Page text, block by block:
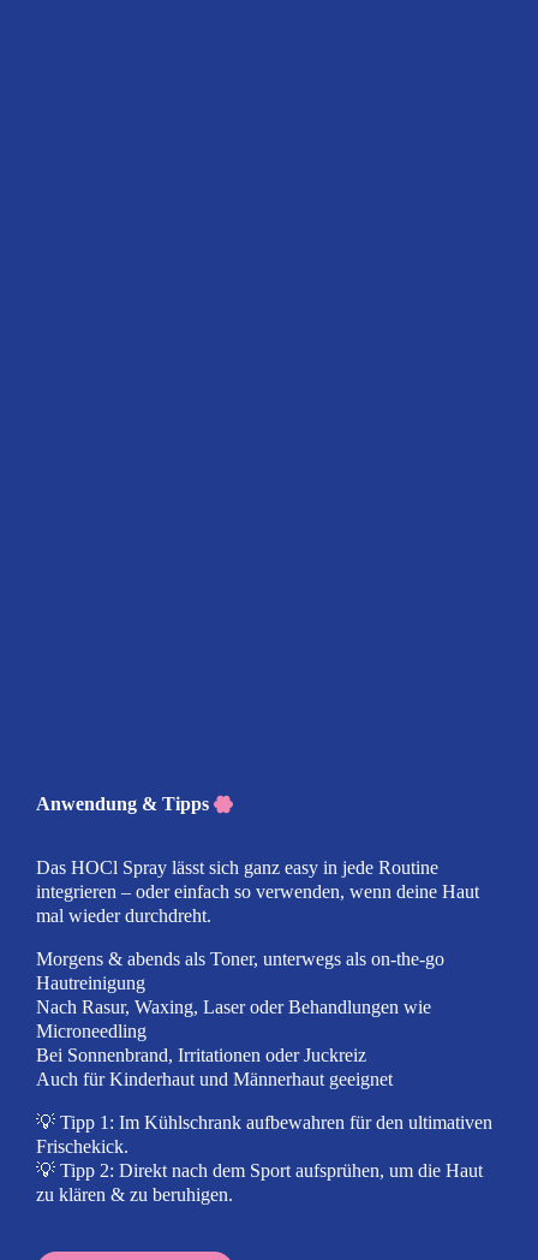
Anwendung & Tipps
Das HOCl Spray lässt sich ganz easy in jede Routine
integrieren – oder einfach so verwenden, wenn deine Haut
mal wieder durchdreht.
Morgens & abends als Toner, unterwegs als on-the-go
Hautreinigung
Nach Rasur, Waxing, Laser oder Behandlungen wie
Microneedling
Bei Sonnenbrand, Irritationen oder Juckreiz
Auch für Kinderhaut und Männerhaut geeignet
💡 Tipp 1: Im Kühlschrank aufbewahren für den ultimativen
Frischekick.
💡 Tipp 2: Direkt nach dem Sport aufsprühen, um die Haut
zu klären & zu beruhigen.